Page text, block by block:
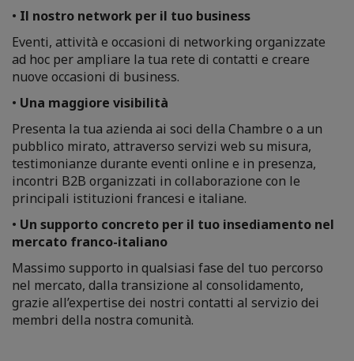
• Il nostro network per il tuo business
Eventi, attività e occasioni di networking organizzate
ad hoc per ampliare la tua rete di contatti e creare
nuove occasioni di business.
• Una maggiore visibilità
Presenta la tua azienda ai soci della Chambre o a un
pubblico mirato, attraverso servizi web su misura,
testimonianze durante eventi online e in presenza,
incontri B2B organizzati in collaborazione con le
principali istituzioni francesi e italiane.
• Un supporto concreto per il tuo insediamento nel
mercato franco-italiano
Massimo supporto in qualsiasi fase del tuo percorso
nel mercato, dalla transizione al consolidamento,
grazie all’expertise dei nostri contatti al servizio dei
membri della nostra comunità.